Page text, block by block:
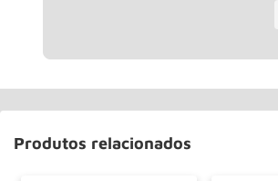
Produtos relacionados